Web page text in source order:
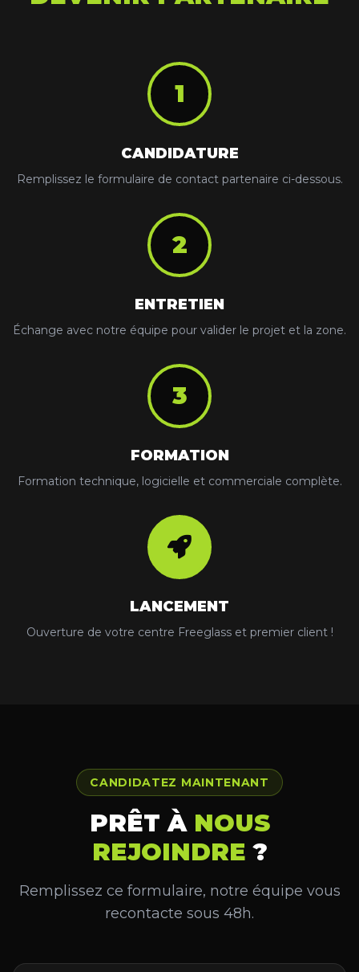
1
CANDIDATURE
Remplissez le formulaire de contact partenaire ci-dessous.
2
ENTRETIEN
Échange avec notre équipe pour valider le projet et la zone.
3
FORMATION
Formation technique, logicielle et commerciale complète.
LANCEMENT
Ouverture de votre centre Freeglass et premier client !
CANDIDATEZ MAINTENANT
PRÊT À NOUS
REJOINDRE ?
Remplissez ce formulaire, notre équipe vous
recontacte sous 48h.